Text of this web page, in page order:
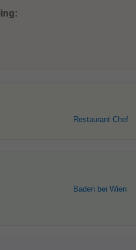
Restaurant Chef
Baden bei Wien